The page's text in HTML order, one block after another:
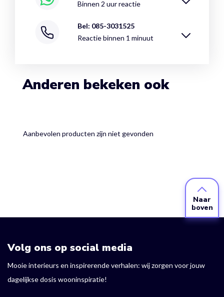
Binnen 2 uur reactie
Bel: 085-3031525
Reactie binnen 1 minuut
Anderen bekeken ook
Aanbevolen producten zijn niet gevonden
Naar
boven
Volg ons op social media
Mooie interieurs en inspirerende verhalen: wij zorgen voor jouw
dagelijkse dosis wooninspiratie!